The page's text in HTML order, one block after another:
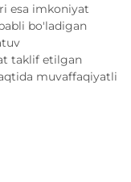
esa imkoniyat
bo'ladigan
taklif etilgan
muvaffaqiyatli